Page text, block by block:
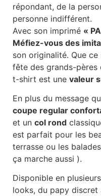
répondant, de la
personne indifférent.
Avec son imprimé «
Méfiez-vous des
son originalité. Que
fête des grands-pères
t-shirt est une valeur
En plus du message
coupe regular
et un col rond
est parfait pour les
terrasse ou les
ça marche aussi ).
Disponible en
looks, du papy discret